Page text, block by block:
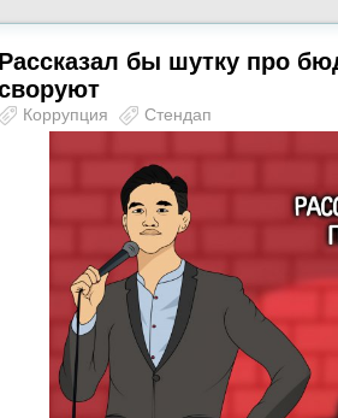
Рассказал бы шутку про
Коррупция Стендап